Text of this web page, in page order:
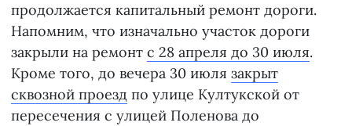
продолжается капитальный ремонт дороги.
Напомним, что изначально участок дороги
закрыли на ремонт с 28 апреля до 30 июля.
Кроме того, до вечера 30 июля закрыт
сквозной проезд по улице Култукской от
пересечения с улицей Поленова до